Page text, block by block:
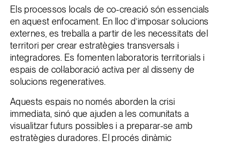
Els processos locals de co-creació són essencials
en aquest enfocament. En lloc d’imposar solucions
externes, es treballa a partir de les necessitats del
territori per crear estratègies transversals i
integradores. Es fomenten laboratoris territorials i
espais de col·laboració activa per al disseny de
solucions regeneratives.
Aquests espais no només aborden la crisi
immediata, sinó que ajuden a les comunitats a
visualitzar futurs possibles i a preparar-se amb
estratègies duradores. El procés dinàmic